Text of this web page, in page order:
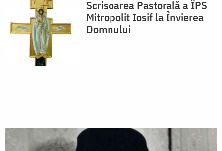
Scrisoarea Pastorală a ÎPS
Mitropolit Iosif la Învierea
Domnului